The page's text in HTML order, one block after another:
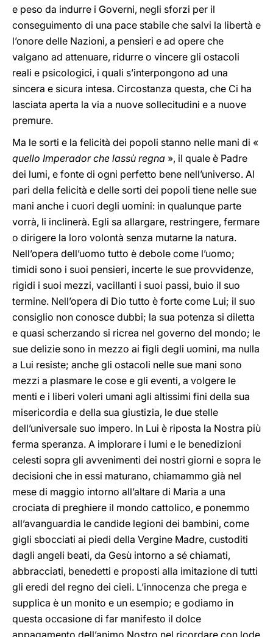
e peso da indurre i Governi, negli sforzi per il
conseguimento di una pace stabile che salvi la libertà e
l’onore delle Nazioni, a pensieri e ad opere che
valgano ad attenuare, ridurre o vincere gli ostacoli
reali e psicologici, i quali s’interpongono ad una
sincera e sicura intesa. Circostanza questa, che Ci ha
lasciata aperta la via a nuove sollecitudini e a nuove
premure.
Ma le sorti e la felicità dei popoli stanno nelle mani di «
quello Imperador che lassù regna », il quale è Padre
dei lumi, e fonte di ogni perfetto bene nell’universo. Al
pari della felicità e delle sorti dei popoli tiene nelle sue
mani anche i cuori degli uomini: in qualunque parte
vorrà, li inclinerà. Egli sa allargare, restringere, fermare
o dirigere la loro volontà senza mutarne la natura.
Nell’opera dell’uomo tutto è debole come l’uomo;
timidi sono i suoi pensieri, incerte le sue provvidenze,
rigidi i suoi mezzi, vacillanti i suoi passi, buio il suo
termine. Nell’opera di Dio tutto è forte come Lui; il suo
consiglio non conosce dubbi; la sua potenza si diletta
e quasi scherzando si ricrea nel governo del mondo; le
sue delizie sono in mezzo ai figli degli uomini, ma nulla
a Lui resiste; anche gli ostacoli nelle sue mani sono
mezzi a plasmare le cose e gli eventi, a volgere le
menti e i liberi voleri umani agli altissimi fini della sua
misericordia e della sua giustizia, le due stelle
dell’universale suo impero. In Lui è riposta la Nostra più
ferma speranza. A implorare i lumi e le benedizioni
celesti sopra gli avvenimenti dei nostri giorni e sopra le
decisioni che in essi maturano, chiamammo già nel
mese di maggio intorno all’altare di Maria a una
crociata di preghiere il mondo cattolico, e ponemmo
all’avanguardia le candide legioni dei bambini, come
gigli sbocciati ai piedi della Vergine Madre, custoditi
dagli angeli beati, da Gesù intorno a sé chiamati,
abbracciati, benedetti e proposti alla imitazione di tutti
gli eredi del regno dei cieli. L’innocenza che prega e
supplica è un monito e un esempio; e godiamo in
questa occasione di far manifesto il dolce
appagamento dell’animo Nostro nel ricordare con lode